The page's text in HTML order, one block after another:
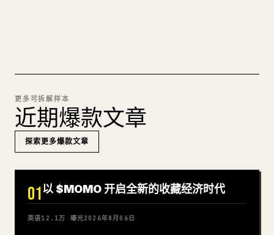
更多可拆解样本
近期爆款文章
探索更多爆款文章
01以 $MOMO 开启全新的收藏经济时代
英语12.1万 曝光2026年8月06日